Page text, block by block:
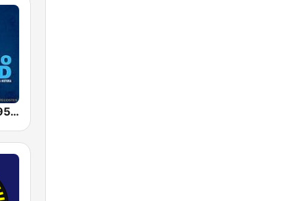
Radio Verdad 95.7 FM